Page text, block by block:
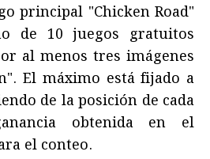
principal "Chicken Road"
de 10 juegos gratuitos
al menos tres imágenes
El máximo está fijado a
de la posición de cada
obtenida en el
el conteo.